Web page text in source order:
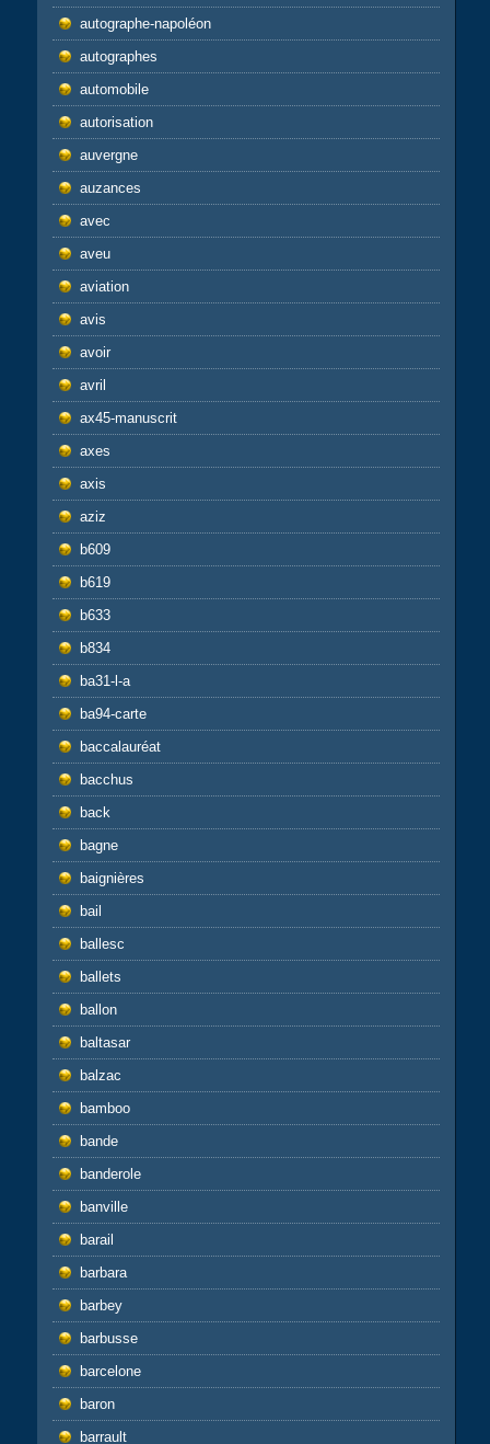
autographe-napoléon
autographes
automobile
autorisation
auvergne
auzances
avec
aveu
aviation
avis
avoir
avril
ax45-manuscrit
axes
axis
aziz
b609
b619
b633
b834
ba31-l-a
ba94-carte
baccalauréat
bacchus
back
bagne
baignières
bail
ballesc
ballets
ballon
baltasar
balzac
bamboo
bande
banderole
banville
barail
barbara
barbey
barbusse
barcelone
baron
barrault